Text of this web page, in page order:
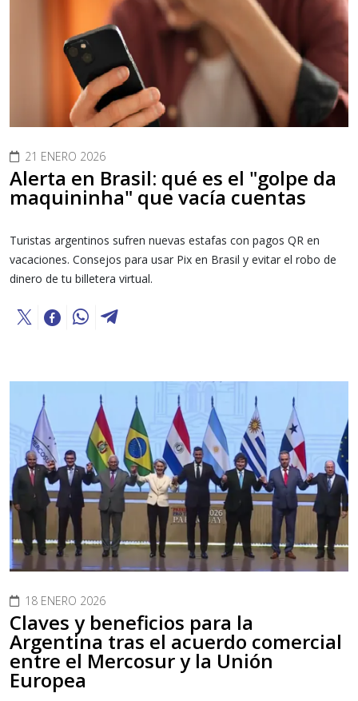
21 ENERO 2026
Alerta en Brasil: qué es el "golpe da
maquininha" que vacía cuentas
Turistas argentinos sufren nuevas estafas con pagos QR en
vacaciones. Consejos para usar Pix en Brasil y evitar el robo de
dinero de tu billetera virtual.
18 ENERO 2026
Claves y beneficios para la
Argentina tras el acuerdo comercial
entre el Mercosur y la Unión
Europea